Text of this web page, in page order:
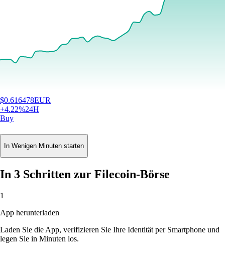
$0.616478EUR
+4.22%24H
Buy
In Wenigen Minuten starten
In 3 Schritten zur Filecoin-Börse
1
App herunterladen
Laden Sie die App, verifizieren Sie Ihre Identität per Smartphone und
legen Sie in Minuten los.